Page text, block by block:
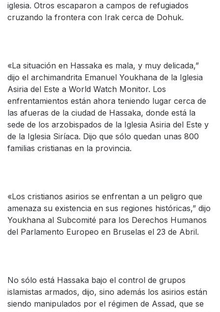
iglesia. Otros escaparon a campos de refugiados
cruzando la frontera con Irak cerca de Dohuk.
«La situación en Hassaka es mala, y muy delicada,”
dijo el archimandrita Emanuel Youkhana de la Iglesia
Asiria del Este a World Watch Monitor. Los
enfrentamientos están ahora teniendo lugar cerca de
las afueras de la ciudad de Hassaka, donde está la
sede de los arzobispados de la Iglesia Asiria del Este y
de la Iglesia Siríaca. Dijo que sólo quedan unas 800
familias cristianas en la provincia.
«Los cristianos asirios se enfrentan a un peligro que
amenaza su existencia en sus regiones históricas,” dijo
Youkhana al Subcomité para los Derechos Humanos
del Parlamento Europeo en Bruselas el 23 de Abril.
No sólo está Hassaka bajo el control de grupos
islamistas armados, dijo, sino además los asirios están
siendo manipulados por el régimen de Assad, que se